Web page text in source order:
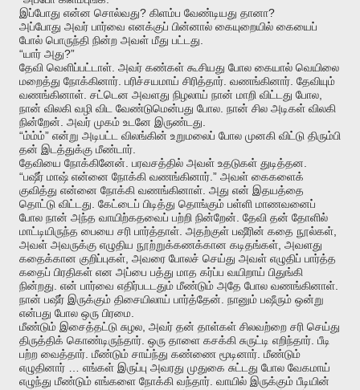
இப்போது என்ன சொல்வது? கிளம்ப வேண்டியது தானா?
அப்போது அவர் பார்வை எனக்குப் பின்னால் கையுறையில் கையைப்
போல் பொருந்தி நின்ற அவள் மீது பட்டது
“யார் அது?”
தேவி வெளிப்பட்டாள் அவர் கண்கள் கூசியது போல கையால் வெயிலை
மறைத்து நோக்கினார் பரிச்சயமாய் சிரித்தார் வணங்கினார் தேவியும்
வணங்கினாள் சட்டென அவளது நிழலாய் நான் மாறி விட்டது போல
நான் விலகி வழி விட வேண்டுமென்பது போல நான் சில அடிகள் விலகி
நின்றேன் அவர் முகம் உடனே இருண்டது
“ம்ம்ம்” என்று அடிபட்ட விலங்கின் உறுமலைப் போல முனகி விட்டு திரும்பி
தன் இடத்துக்கு மீண்டார்
தேவியை நோக்கினேன் பரவசத்தில் அவள் உதடுகள் துடித்தன
“பஷீர் மாஷ் என்னை நோக்கி வணங்கினார் .” அவள் கைகளைக்
குவித்து என்னை நோக்கி வணங்கினாள் அது என் இதயத்தை
தொட்டு விட்டது கேட்டைப் பிடித்து தொங்கும் பள்ளி மாணவனைப்
போல நான் அந்த வாயிற்கதவைப் பற்றி நின்றேன் தேவி தன் தோளில்
மாட்டியிருந்த பையை சரி பார்த்தாள் அதற்குள் பஷீரின் கதை நூல்கள்
அவள் அவருக்கு எழுதிய நூற்றுக்கணக்கான கடிதங்கள் அவளது
கதைக்கான குறிப்புகள் அவரை போலச் செய்து அவள் எழுதிப் பார்த்த
கதைப் பிரதிகள் என அப்பை பத்து மாத கர்ப்ப வயிறாய் பிதுங்கி
நின்றது என் பார்வை எதிர்படடதும் மீண்டும் அதே போல வணங்கினாள்
நான் பஷீர் இருக்கும் திசையிலாய் பார்த்தேன் நானும் பஷீரும் ஒன்று
என்பது போல ஒரு பிரமை
மீண்டும் இசைத்தட்டு சுழல அவர் தன் தாள்கள் சிலவற்றை சரி செய்து
திருத்திக் கொண்டிருந்தார் ஒரு தாளை கசக்கி சுருட்டி எறிந்தார் பீடி
பற்ற வைத்தார் மீண்டும் சாய்ந்து கண்ணை மூடினார் மீண்டும்
எழுதினார்
எங்கள் இருப்பு அவரது முதுகை சுட்டது போல வேகமாய்
எழுந்து மீண்டும் எங்களை நோக்கி வந்தார் வாயில் இருக்கும் பீடியின்